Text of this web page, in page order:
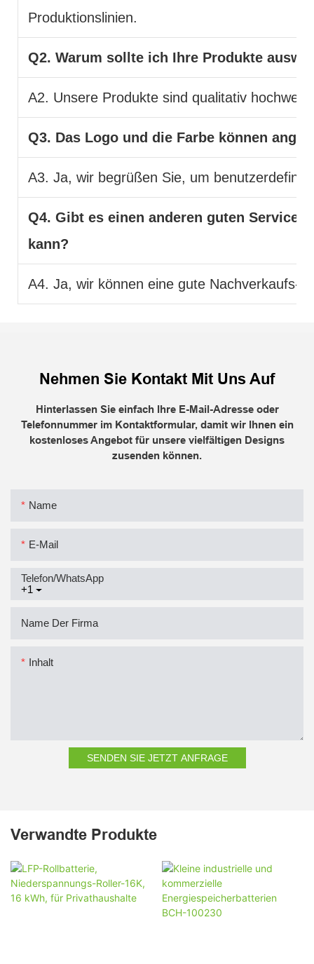
Produktionslinien.
Q2. Warum sollte ich Ihre Produkte
A2. Unsere Produkte sind qualitativ
Q3. Das Logo und die Farbe können
A3. Ja, wir begrüßen Sie, um
Q4. Gibt es einen anderen guten Service,
kann?
A4. Ja, wir können eine gute Nachverkaufs-
Nehmen Sie Kontakt Mit Uns Auf
Hinterlassen Sie einfach Ihre E-Mail-Adresse oder
Telefonnummer im Kontaktformular, damit wir Ihnen ein
kostenloses Angebot für unsere vielfältigen Designs
zusenden können.
Name
E-Mail
+1
Telefon/WhatsApp
Name Der Firma
Inhalt
SENDEN SIE JETZT ANFRAGE
Verwandte Produkte